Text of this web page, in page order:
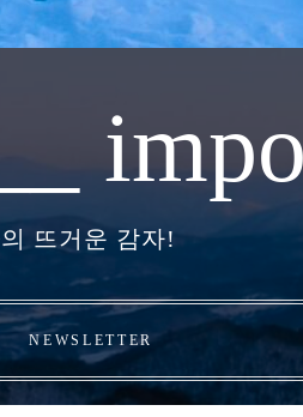
뜨거운 감자!
NEWSLETTER